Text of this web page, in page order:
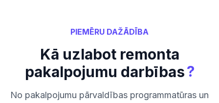
PIEMĒRU DAŽĀDĪBA
Kā uzlabot remonta
pakalpojumu darbības?
No pakalpojumu pārvaldības programmatūras un